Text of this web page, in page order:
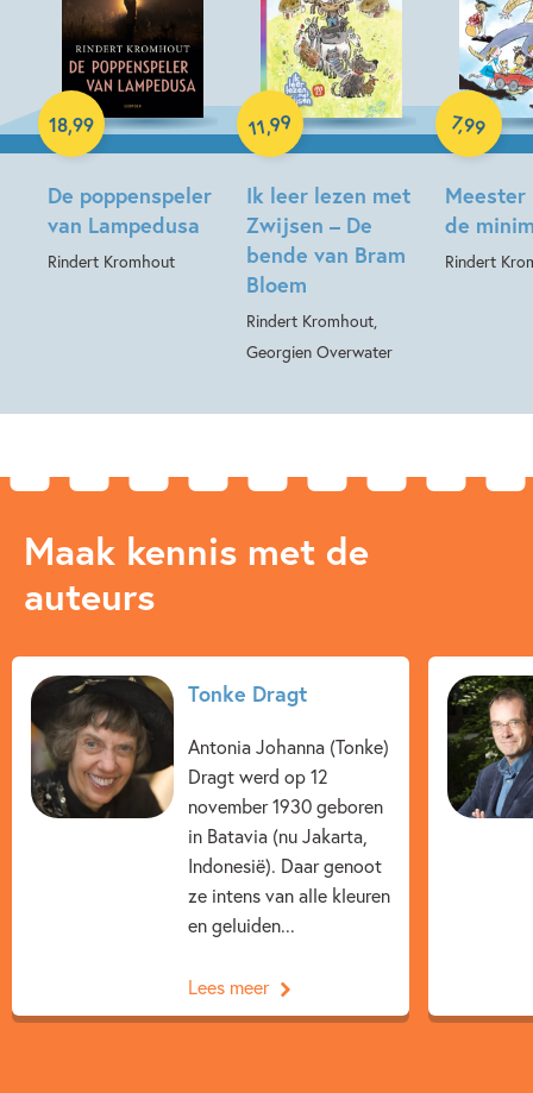
De poppenspeler
van Lampedusa
Rindert Kromhout
18,99
Paperback
Ik leer lezen met
Zwijsen – De
bende van Bram
Bloem
Rindert Kromhout,
Georgien Overwater
11,99
Hardcover
Meester
de
Rindert
7,99
E-book
Maak kennis met de
auteurs
Tonke Dragt
Antonia Johanna (Tonke)
Dragt werd op 12
november 1930 geboren
in Batavia (nu Jakarta,
Indonesië). Daar genoot
ze intens van alle kleuren
en geluiden...
Lees meer